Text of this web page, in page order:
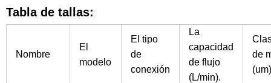
Tabla de tallas:
Nombre
El
modelo
El tipo
de
conexión
La
capacidad
de flujo
(L/min).
de
(um)